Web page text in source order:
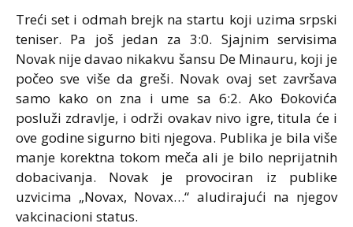
Treći set i odmah brejk na startu koji uzima srpski
teniser. Pa još jedan za 3:0. Sjajnim servisima
Novak nije davao nikakvu šansu De Minauru, koji je
počeo sve više da greši. Novak ovaj set završava
samo kako on zna i ume sa 6:2. Ako Đokovića
posluži zdravlje, i održi ovakav nivo igre, titula će i
ove godine sigurno biti njegova. Publika je bila više
manje korektna tokom meča ali je bilo neprijatnih
dobacivanja. Novak je provociran iz publike
uzvicima „Novax, Novax…“ aludirajući na njegov
vakcinacioni status.